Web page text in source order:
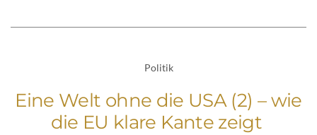
Politik
Eine Welt ohne die USA (2) – wie
die EU klare Kante zeigt